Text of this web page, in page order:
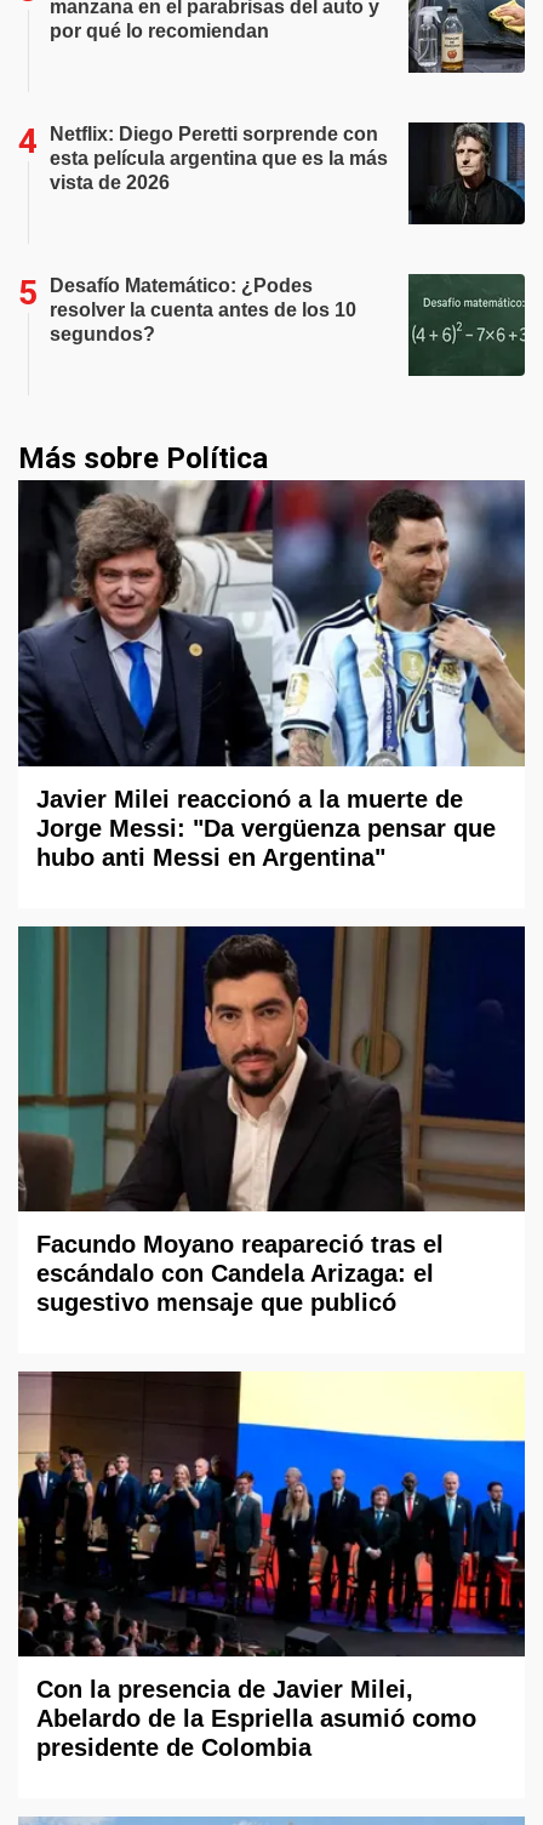
manzana en el parabrisas del auto y
por qué lo recomiendan
Netflix: Diego Peretti sorprende con
esta película argentina que es la más
vista de 2026
Desafío Matemático: ¿Podes
resolver la cuenta antes de los 10
segundos?
Más sobre Política
Javier Milei reaccionó a la muerte de
Jorge Messi: "Da vergüenza pensar que
hubo anti Messi en Argentina"
Facundo Moyano reapareció tras el
escándalo con Candela Arizaga: el
sugestivo mensaje que publicó
Con la presencia de Javier Milei,
Abelardo de la Espriella asumió como
presidente de Colombia